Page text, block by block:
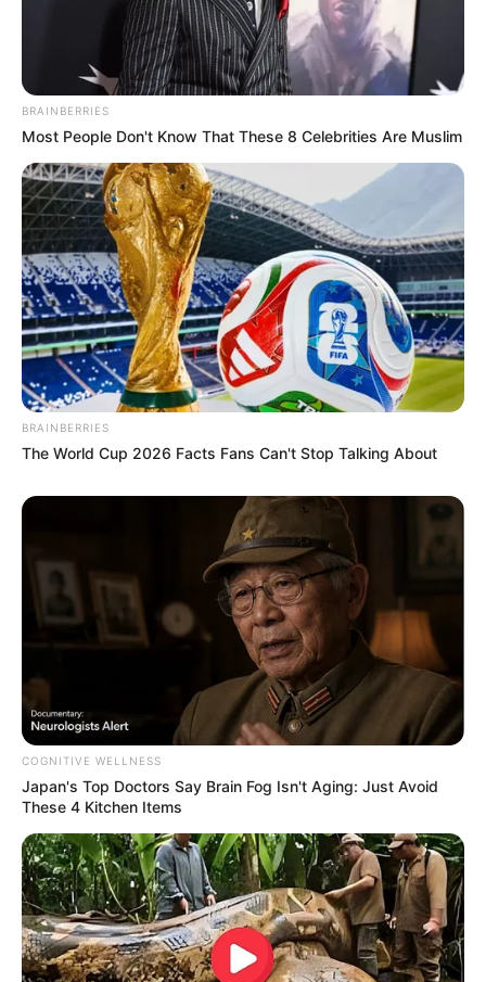
concretizando uma história construída com bases em
Paraguaçu Paulista e que ficará eternizada aqui em nossa
cidade, com a doação da sua fotografia, hoje um destaque
mundial, para nossa cultura. Parabéns Jairo, e mais
sucesso”, disse o autor da moção, vereador Leandro
Monteiro.
Fique informado em tempo real sobre as principais
notícias de Paraguaçu Paulista e região
Clique aqui para entrar no grupo
BRAINBERRIES
Most People Don't Know That These 8 Celebrities Are Muslim
BRAINBERRIES
The World Cup 2026 Facts Fans Can't Stop Talking About
COGNITIVE WELLNESS
Japan's Top Doctors Say Bra​in Fo​g Isn't Aging: Just Avoid
These 4 Kitchen Items